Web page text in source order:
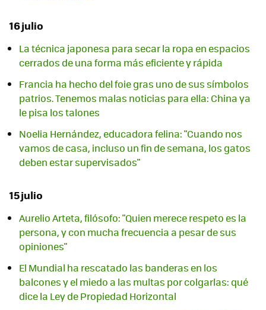
16 julio
La técnica japonesa para secar la ropa en espacios
cerrados de una forma más eficiente y rápida
Francia ha hecho del foie gras uno de sus símbolos
patrios. Tenemos malas noticias para ella: China ya
le pisa los talones
Noelia Hernández, educadora felina: "Cuando nos
vamos de casa, incluso un fin de semana, los gatos
deben estar supervisados"
15 julio
Aurelio Arteta, filósofo: "Quien merece respeto es la
persona, y con mucha frecuencia a pesar de sus
opiniones"
El Mundial ha rescatado las banderas en los
balcones y el miedo a las multas por colgarlas: qué
dice la Ley de Propiedad Horizontal